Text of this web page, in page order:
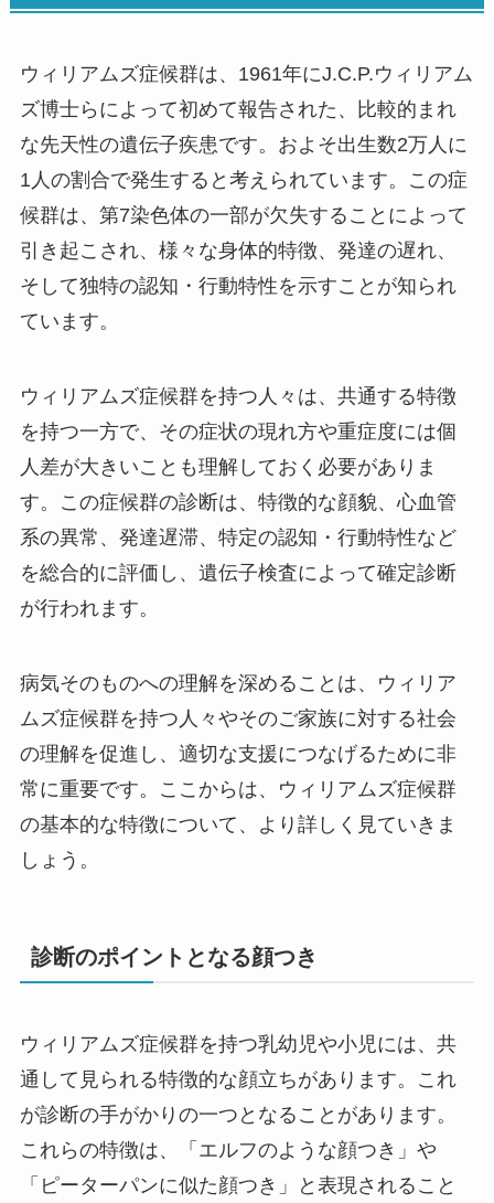
ウィリアムズ症候群は、1961年にJ.C.P.ウィリアム
ズ博士らによって初めて報告された、比較的まれ
な先天性の遺伝子疾患です。およそ出生数2万人に
1人の割合で発生すると考えられています。この症
候群は、第7染色体の一部が欠失することによって
引き起こされ、様々な身体的特徴、発達の遅れ、
そして独特の認知・行動特性を示すことが知られ
ています。
ウィリアムズ症候群を持つ人々は、共通する特徴
を持つ一方で、その症状の現れ方や重症度には個
人差が大きいことも理解しておく必要がありま
す。この症候群の診断は、特徴的な顔貌、心血管
系の異常、発達遅滞、特定の認知・行動特性など
を総合的に評価し、遺伝子検査によって確定診断
が行われます。
病気そのものへの理解を深めることは、ウィリア
ムズ症候群を持つ人々やそのご家族に対する社会
の理解を促進し、適切な支援につなげるために非
常に重要です。ここからは、ウィリアムズ症候群
の基本的な特徴について、より詳しく見ていきま
しょう。
診断のポイントとなる顔つき
ウィリアムズ症候群を持つ乳幼児や小児には、共
通して見られる特徴的な顔立ちがあります。これ
が診断の手がかりの一つとなることがあります。
これらの特徴は、「エルフのような顔つき」や
「ピーターパンに似た顔つき」と表現されること